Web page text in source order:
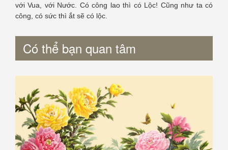
với Vua, với Nước. Có công lao thì có Lộc! Cũng như ta có
công, có sức thì ắt sẽ có lộc.
Có thể bạn quan tâm